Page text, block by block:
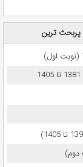
پربحث ترین